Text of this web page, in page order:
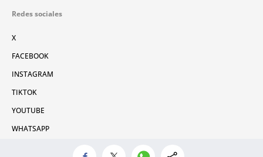
Redes sociales
X
FACEBOOK
INSTAGRAM
TIKTOK
YOUTUBE
WHATSAPP